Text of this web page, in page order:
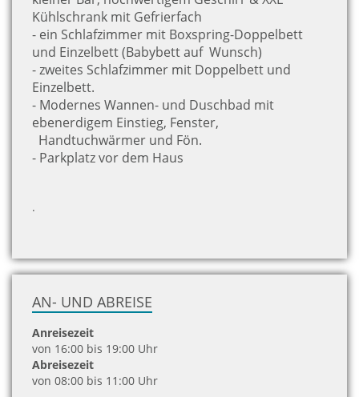
Kühlschrank mit Gefrierfach
- ein Schlafzimmer mit Boxspring-Doppelbett
und Einzelbett (Babybett auf Wunsch)
- zweites Schlafzimmer mit Doppelbett und
Einzelbett.
- Modernes Wannen- und Duschbad mit
ebenerdigem Einstieg, Fenster,
Handtuchwärmer und Fön.
- Parkplatz vor dem Haus
.
AN- UND ABREISE
Anreisezeit
von 16:00 bis 19:00 Uhr
Abreisezeit
von 08:00 bis 11:00 Uhr